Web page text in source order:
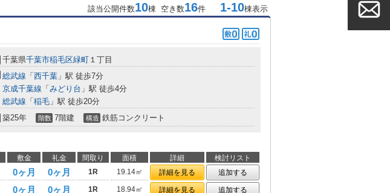
該当公開件数10棟 空き数16件 1-10棟表示
千葉県千葉市稲毛区緑町 １丁目
総武線 「 西千葉 」駅 徒歩7分
京成千葉線 「 みどり台 」駅 徒歩4分
総武線 「 稲毛 」駅 徒歩20分
築25年 階数 7階建 構造 鉄筋コンクリート
敷金 礼金 間取り 面積 詳細
検討リスト
0ヶ月 0ヶ月 1R 19.14㎡ 詳細を見る
追加する
0ヶ月 0ヶ月 1R 18.94㎡ 詳細を見る 追加する